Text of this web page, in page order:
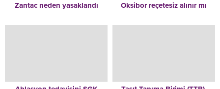
Zantac neden yasaklandı Oksibor reçetesiz alınır mı